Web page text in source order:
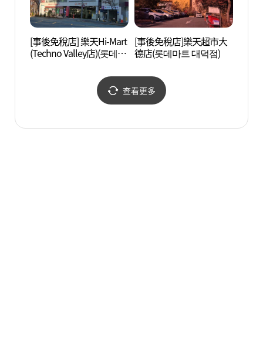
[事後免稅店] 樂天Hi-Mart
(Techno Valley店)(롯데하
[事後免稅店]樂天超市大
德店(롯데마트 대덕점)
查看更多